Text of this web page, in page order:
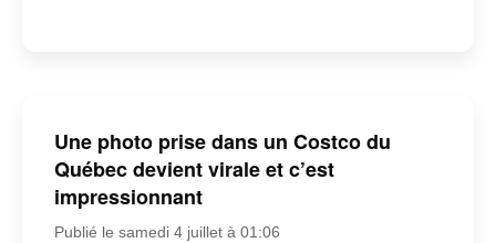
Une photo prise dans un Costco du
Québec devient virale et c’est
impressionnant
Publié le samedi 4 juillet à 01:06